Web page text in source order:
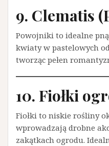
9. Clematis
Powojniki to idealne
kwiaty w pastelowych
tworząc pełen
10. Fiołki
Fiołki to niskie rośliny
wprowadzają drobne
zakątkach ogrodu.